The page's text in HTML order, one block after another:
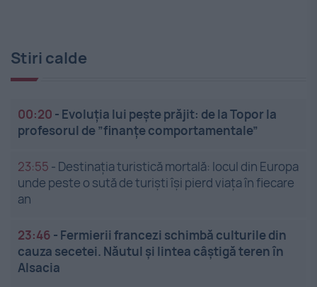
Stiri calde
00:20 - Evoluția lui pește prăjit: de la Topor la
profesorul de ”finanțe comportamentale”
23:55 - Destinația turistică mortală: locul din Europa
unde peste o sută de turiști își pierd viața în fiecare
an
23:46 - Fermierii francezi schimbă culturile din
cauza secetei. Năutul și lintea câștigă teren în
Alsacia